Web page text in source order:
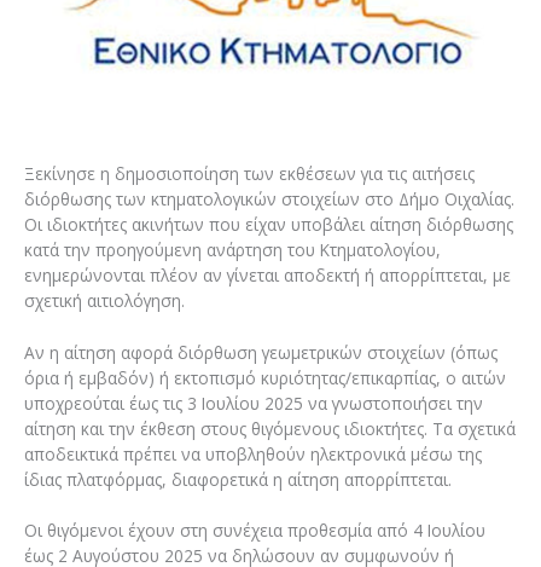
Ξεκίνησε η δημοσιοποίηση των εκθέσεων για τις αιτήσεις
διόρθωσης των κτηματολογικών στοιχείων στο Δήμο Οιχαλίας.
Οι ιδιοκτήτες ακινήτων που είχαν υποβάλει αίτηση διόρθωσης
κατά την προηγούμενη ανάρτηση του Κτηματολογίου,
ενημερώνονται πλέον αν γίνεται αποδεκτή ή απορρίπτεται, με
σχετική αιτιολόγηση.
Αν η αίτηση αφορά διόρθωση γεωμετρικών στοιχείων (όπως
όρια ή εμβαδόν) ή εκτοπισμό κυριότητας/επικαρπίας, ο αιτών
υποχρεούται έως τις 3 Ιουλίου 2025 να γνωστοποιήσει την
αίτηση και την έκθεση στους θιγόμενους ιδιοκτήτες. Τα σχετικά
αποδεικτικά πρέπει να υποβληθούν ηλεκτρονικά μέσω της
ίδιας πλατφόρμας, διαφορετικά η αίτηση απορρίπτεται.
Οι θιγόμενοι έχουν στη συνέχεια προθεσμία από 4 Ιουλίου
έως 2 Αυγούστου 2025 να δηλώσουν αν συμφωνούν ή